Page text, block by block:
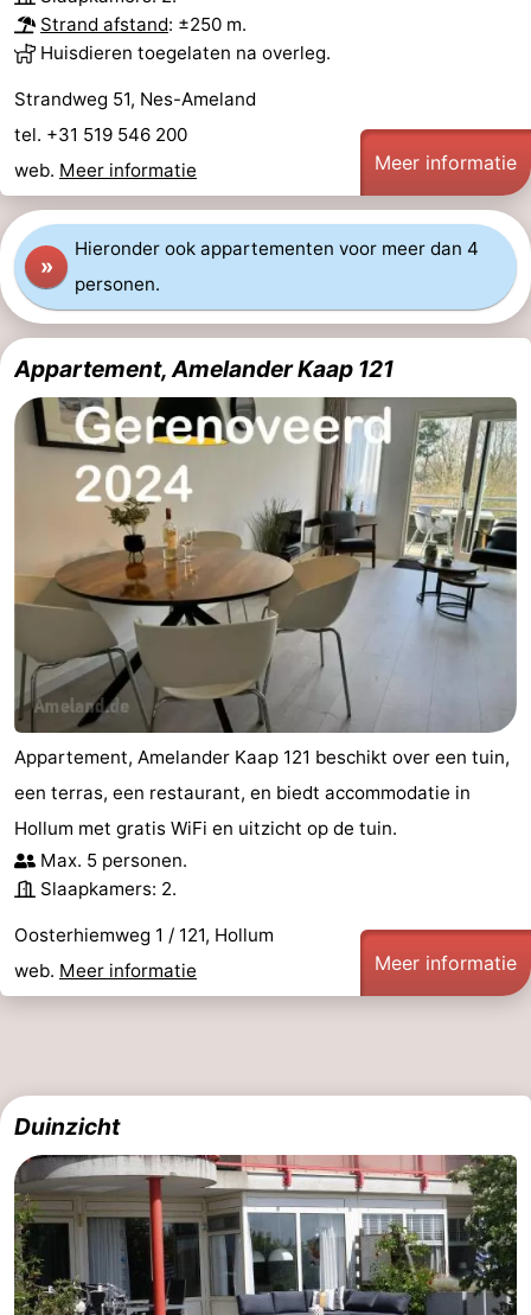
Strand afstand: ±250 m.
Huisdieren toegelaten na overleg.
Strandweg 51, Nes-Ameland
tel. +31 519 546 200
web. Meer informatie Meer informatie
»
Hieronder ook appartementen voor meer dan 4
personen.
Appartement, Amelander Kaap 121
Appartement, Amelander Kaap 121 beschikt over een tuin,
een terras, een restaurant, en biedt accommodatie in
Hollum met gratis WiFi en uitzicht op de tuin.
Max. 5 personen.
Slaapkamers: 2.
Oosterhiemweg 1 / 121, Hollum
web. Meer informatie Meer informatie
Duinzicht